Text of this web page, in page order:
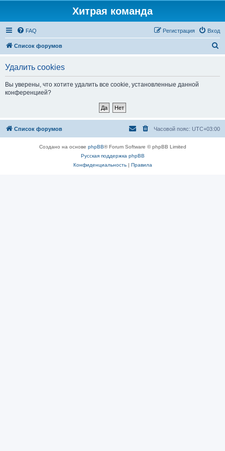
Хитрая команда
FAQ Вход
Регистрация
Список форумов
Удалить cookies
Вы уверены, что хотите удалить все cookie, установленные данной
конференцией?
Список форумов Часовой пояс: UTC+03:00
Создано на основе phpBB® Forum Software © phpBB Limited
Русская поддержка phpBB
Конфиденциальность| Правила